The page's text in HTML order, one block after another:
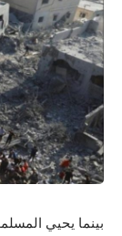
بينما يحيي